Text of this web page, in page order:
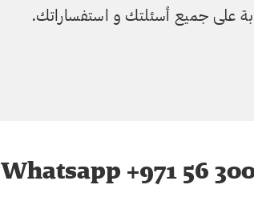
على جميع أسئلتك و استفساراتك.
Whatsapp +971 56